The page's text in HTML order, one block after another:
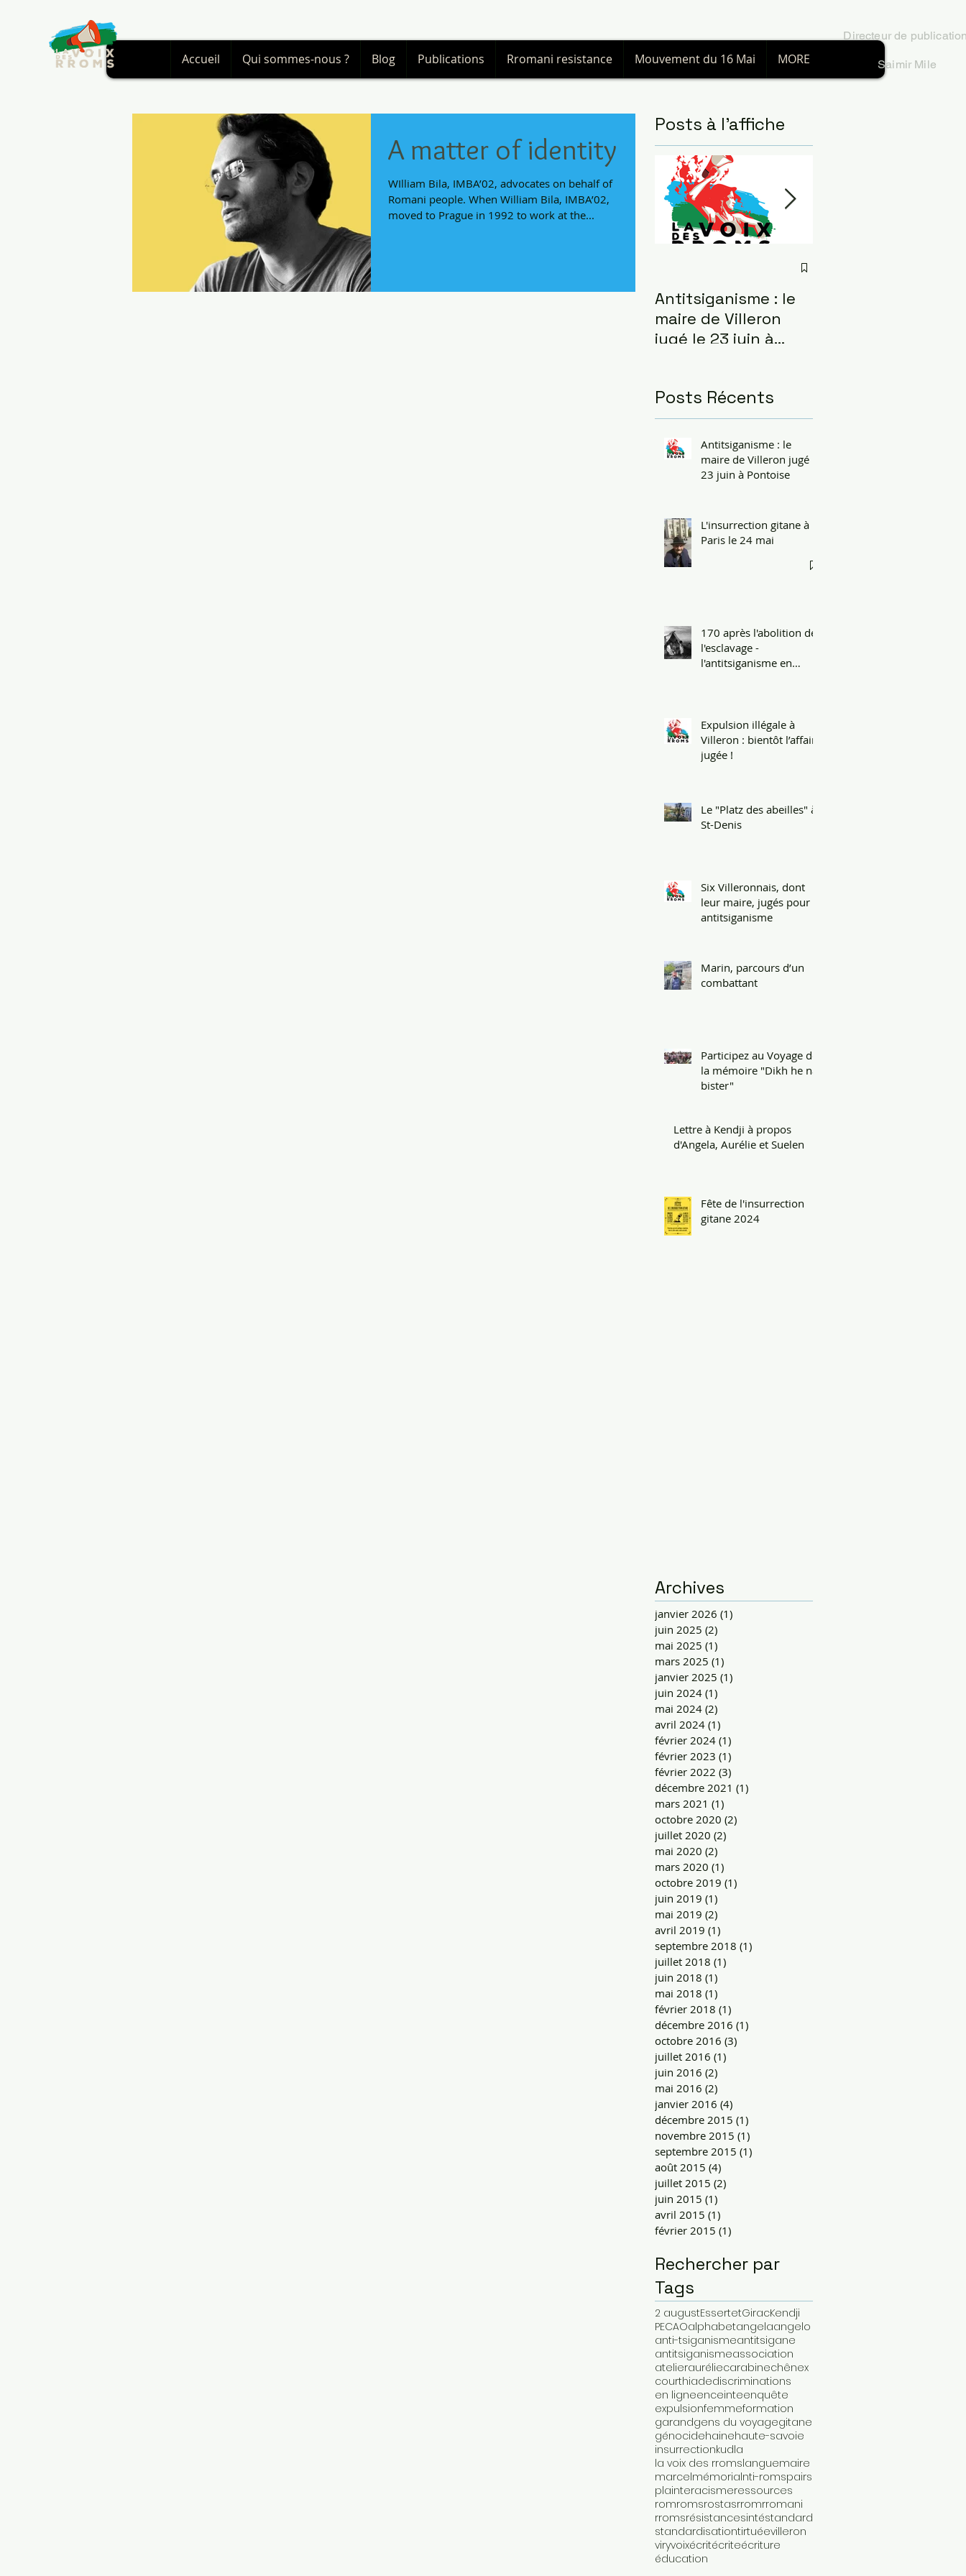
Accueil Qui sommes-nous ? Blog Publications Rromani resistance Mouvement du 16 Mai MORE
Directeurde
Saimir Mile
A matter of identity
WIlliam Bila, IMBA’02, advocates on behalf of
Romani people. When William Bila, IMBA’02,
moved to Prague in 1992 to work at the...
Posts à l'affiche
Antitsiganisme : le
maire de Villeron
jugé le 23 juin à
Posts Récents
Antitsiganisme : le
maire de Villeron jugé le
23 juin à Pontoise
L'insurrection gitane à
Paris le 24 mai
170 après l'abolition de
l'esclavage -
l'antitsiganisme en
Expulsion illégale à
Villeron : bientôt l’affaire
jugée !
Le "Platz des abeilles" à
St-Denis
Six Villeronnais, dont
leur maire, jugés pour
antitsiganisme
Marin, parcours d’un
combattant
Participez au Voyage de
la mémoire "Dikh he na
bister"
Lettre à Kendji à propos
d'Angela, Aurélie et Suelen
Fête de l'insurrection
gitane 2024
Archives
janvier 2026 (1)
juin 2025 (2)
mai 2025 (1)
mars 2025 (1)
janvier 2025 (1)
juin 2024 (1)
mai 2024 (2)
avril 2024 (1)
février 2024 (1)
février 2023 (1)
février 2022 (3)
décembre 2021 (1)
mars 2021 (1)
octobre 2020 (2)
juillet 2020 (2)
mai 2020 (2)
mars 2020 (1)
octobre 2019 (1)
juin 2019 (1)
mai 2019 (2)
avril 2019 (1)
septembre 2018 (1)
juillet 2018 (1)
juin 2018 (1)
mai 2018 (1)
février 2018 (1)
décembre 2016 (1)
octobre 2016 (3)
juillet 2016 (1)
juin 2016 (2)
mai 2016 (2)
janvier 2016 (4)
décembre 2015 (1)
novembre 2015 (1)
septembre 2015 (1)
août 2015 (4)
juillet 2015 (2)
juin 2015 (1)
avril 2015 (1)
février 2015 (1)
Rechercher par
Tags
2 augustEssertetGiracKendji
PECAOalphabetangelaangelo
anti-tsiganismeantitsigane
antitsiganismeassociation
atelierauréliecarabinechênex
courthiadediscriminations
en ligneenceinteenquête
expulsionfemmeformation
garandgens du voyagegitane
génocidehainehaute-savoie
insurrectionkudla
la voix des rromslanguemaire
marcelmémorialnti-romspairs
plainteracismeressources
romromsrostasrromrromani
rromsrésistancesintéstandard
standardisationtirtuéevilleron
viryvoixécritécriteécriture
éducation